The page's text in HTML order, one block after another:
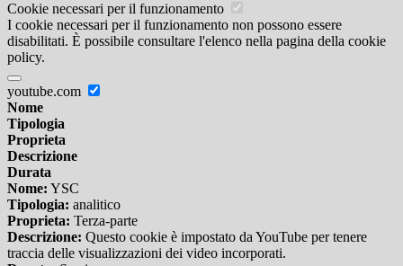
Cookie necessari per il funzionamento
I cookie necessari per il funzionamento non possono essere
disabilitati. È possibile consultare l'elenco nella pagina della cookie
policy.
youtube.com
Nome
Tipologia
Proprieta
Descrizione
Durata
Nome: YSC
Tipologia: analitico
Proprieta: Terza-parte
Descrizione: Questo cookie è impostato da YouTube per tenere
traccia delle visualizzazioni dei video incorporati.